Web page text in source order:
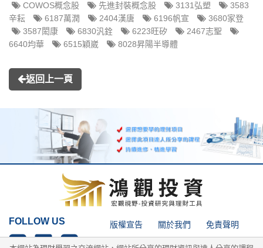
COWOS概念股
先進封裝概念股 3131弘塑
3583
辛耘
6187萬潤 2404漢唐 6196帆宣
3680家登
3587閎康
6830汎銓 6223旺矽
2467志聖
6640均華
6515穎崴 8028昇陽半導體
返回上一頁
FOLLOW US 版權宣告 關於我們
免責聲明
隱私權政策
網站導覽 網站搜尋